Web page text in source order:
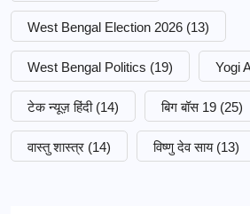
West Bengal Election 2026 (13)
West Bengal Politics (19) Yogi
टेक न्यूज़ हिंदी (14) बिग बॉस 19 (25)
वास्तु शास्त्र (14) विष्णु देव साय (13)